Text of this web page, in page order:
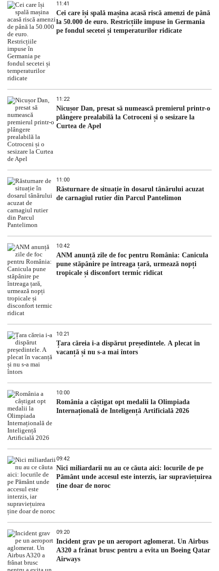
11:41
Cei care își spală mașina acasă riscă amenzi de până
la 50.000 de euro. Restricțiile impuse în Germania
pe fondul secetei și temperaturilor ridicate
11:22
Nicușor Dan, presat să numească premierul printr-o
plângere prealabilă la Cotroceni și o sesizare la
Curtea de Apel
11:00
Răsturnare de situație în dosarul tânărului acuzat
de carnagiul rutier din Parcul Pantelimon
10:42
ANM anunță zile de foc pentru România: Canicula
pune stăpânire pe întreaga țară, urmează nopți
tropicale și disconfort termic ridicat
10:21
Țara căreia i-a dispărut președintele. A plecat în
vacanță și nu s-a mai întors
10:00
România a câștigat opt medalii la Olimpiada
Internațională de Inteligență Artificială 2026
09:42
Nici miliardarii nu au ce căuta aici: locurile de pe
Pământ unde accesul este interzis, iar supraviețuirea
ține doar de noroc
09:20
Incident grav pe un aeroport aglomerat. Un Airbus
A320 a frânat brusc pentru a evita un Boeing Qatar
Airways